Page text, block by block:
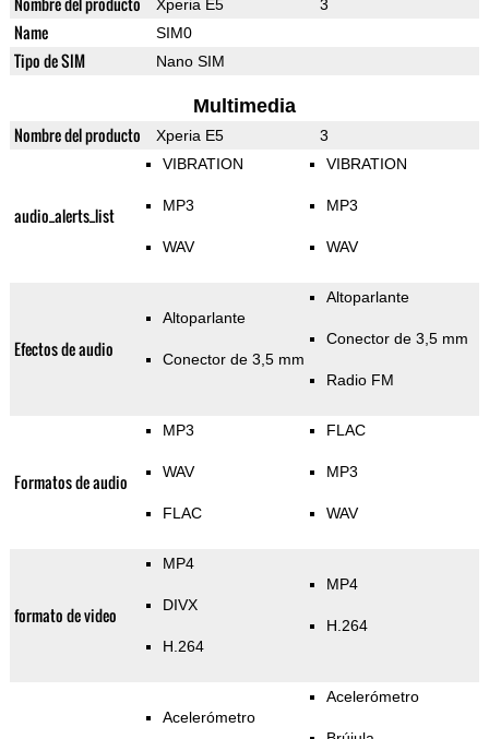
Xperia E5 3
Name SIM0
Tipo de SIM Nano SIM
Multimedia
Nombre del producto Xperia E5 3
audio_alerts_list
VIBRATION
MP3
WAV
VIBRATION
MP3
WAV
Efectos de audio
Altoparlante
Conector de 3,5 mm
Altoparlante
Conector de 3,5 mm
Radio FM
Formatos de audio
MP3
WAV
FLAC
FLAC
MP3
WAV
formato de video
MP4
DIVX
H.264
MP4
H.264
Acelerómetro
Acelerómetro